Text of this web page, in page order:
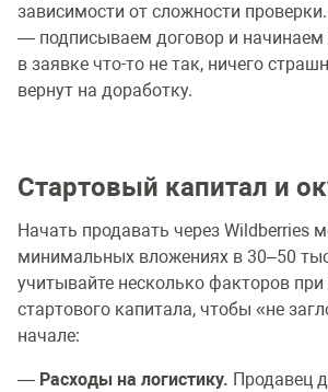
зависимости от сложности
— подписываем договор и начинаем
в заявке что-то не так, ничего
вернут на доработку.
Стартовый капитал и
Начать продавать через Wildberries
минимальных вложениях в 30–50
учитывайте несколько факторов
стартового капитала, чтобы «не
начале:
— Расходы на логистику. Продавец